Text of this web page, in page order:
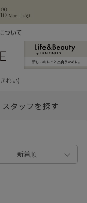
ついて
新しいキレイと出合うために。
れい)
スタッフを探す
新着順